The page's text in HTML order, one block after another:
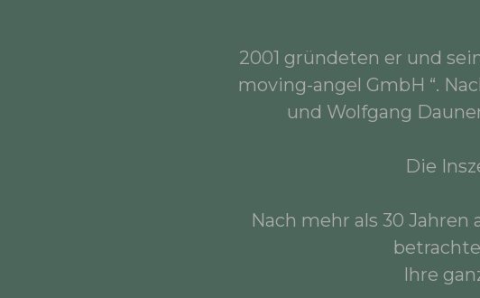
2001 gründeten er und
moving-angel GmbH “.
und Wolfgang
Die
Nach mehr als 30
Ihre